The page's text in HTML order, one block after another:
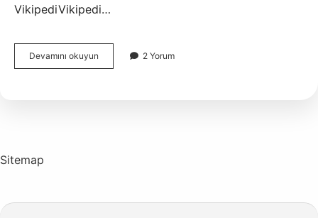
VikipediVikipedi…
Devamını okuyun
Olmayan
2 Yorum
Sitemap